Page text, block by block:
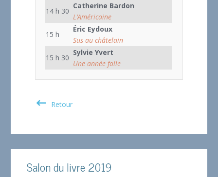
14 h 30
Catherine Bardon
L’Américaine
15 h
Éric Eydoux
Sus au châtelain
15 h 30
Sylvie Yvert
Une année folle
Retour
Salon du livre 2019